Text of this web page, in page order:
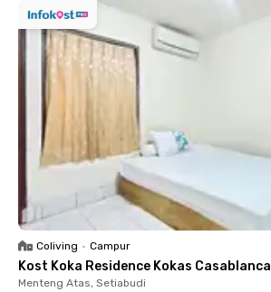
Coliving • Campur
Kost Koka Residence Kokas Casablanca
Menteng Atas, Setiabudi